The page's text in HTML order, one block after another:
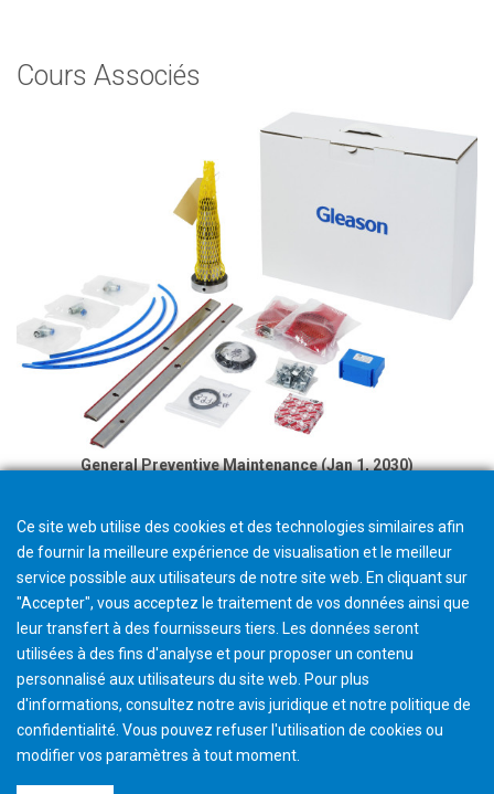
Cours Associés
General Preventive Maintenance (Jan 1, 2030)
Ce site web utilise des cookies et des technologies similaires afin
de fournir la meilleure expérience de visualisation et le meilleur
service possible aux utilisateurs de notre site web. En cliquant sur
"Accepter", vous acceptez le traitement de vos données ainsi que
leur transfert à des fournisseurs tiers. Les données seront
utilisées à des fins d'analyse et pour proposer un contenu
personnalisé aux utilisateurs du site web. Pour plus
d'informations, consultez notre avis juridique et notre politique de
confidentialité. Vous pouvez refuser l'utilisation de cookies ou
modifier vos paramètres à tout moment